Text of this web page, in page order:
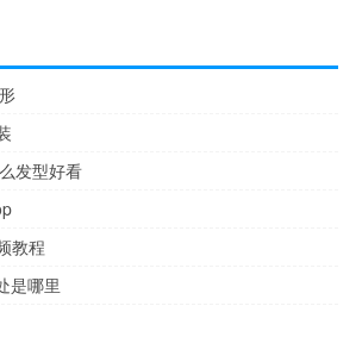
发型好看
教程
是哪里